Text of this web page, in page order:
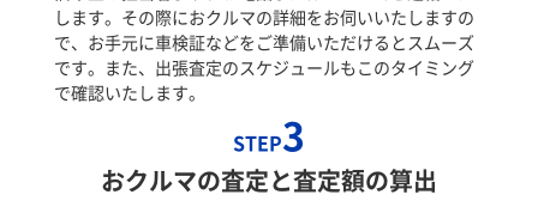
します。その際におクルマの詳細をお伺いいたしますの
で、お手元に車検証などをご準備いただけるとスムーズ
です。また、出張査定のスケジュールもこのタイミング
で確認いたします。
STEP3
おクルマの査定と査定額の算出